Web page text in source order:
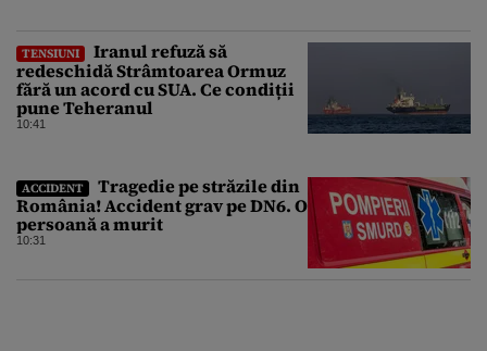
TENSIUNI
Iranul refuză să
redeschidă Strâmtoarea Ormuz
fără un acord cu SUA. Ce condiții
pune Teheranul
10:41
ACCIDENT
Tragedie pe străzile din
România! Accident grav pe DN6. O
persoană a murit
10:31